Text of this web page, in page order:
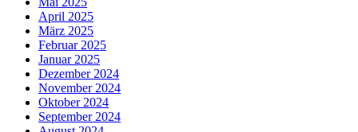
April 2025
März 2025
Februar 2025
Januar 2025
Dezember 2024
November 2024
Oktober 2024
September 2024